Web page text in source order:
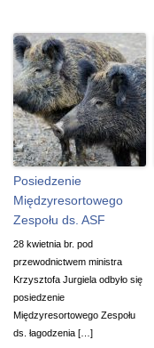
Posiedzenie
Międzyresortowego
Zespołu ds. ASF
28 kwietnia br. pod
przewodnictwem ministra
Krzysztofa Jurgiela odbyło się
posiedzenie
Międzyresortowego Zespołu
ds. łagodzenia […]